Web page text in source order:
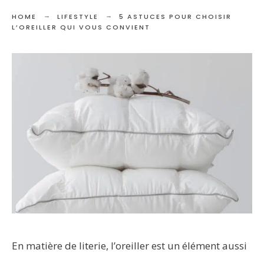
HOME LIFESTYLE
5 ASTUCES POUR CHOISIR
L’OREILLER QUI VOUS CONVIENT
En matière de literie, l’oreiller est un élément aussi